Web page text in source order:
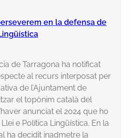
en la defensa de
de Tarragona ha notificat
al recurs interposat per
de l’Ajuntament de
el topònim català del
anunciat el 2024 que ho
e Política Lingüística. En la
ha decidit inadmetre la